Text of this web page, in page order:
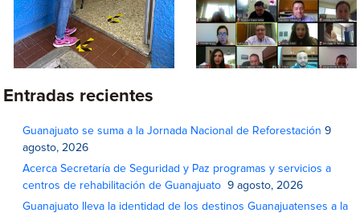
Entradas recientes
Guanajuato se suma a la Jornada Nacional de Reforestación 9
agosto, 2026
Acerca Secretaría de Seguridad y Paz programas y servicios a
centros de rehabilitación de Guanajuato
9 agosto, 2026
Guanajuato lleva la identidad de los destinos Guanajuatenses a la